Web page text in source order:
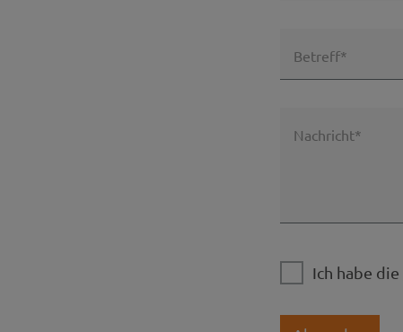
Betreff*
Nachricht*
Ich habe die